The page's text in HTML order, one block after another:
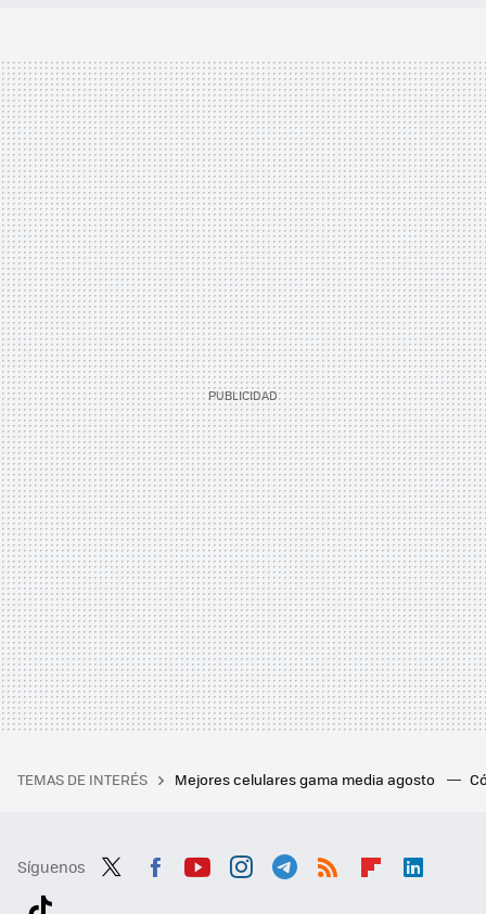
TEMAS DE INTERÉS Mejores celulares gama media agosto
Síguenos